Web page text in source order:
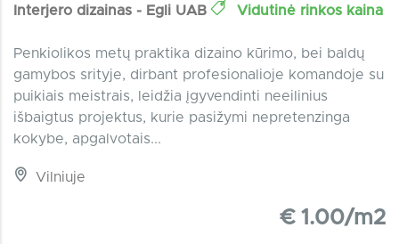
Interjero dizainas - Egli UAB Vidutinė rinkos kaina
Penkiolikos metų praktika dizaino kūrimo, bei baldų
gamybos srityje, dirbant profesionalioje komandoje su
puikiais meistrais, leidžia įgyvendinti neeilinius
išbaigtus projektus, kurie pasižymi nepretenzinga
kokybe, apgalvotais...
Vilniuje
€ 1.00/m2